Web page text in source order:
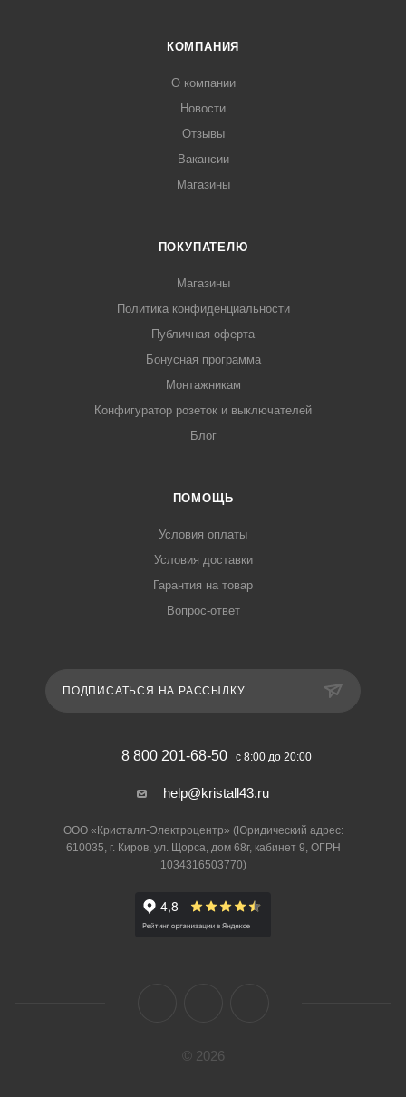
КОМПАНИЯ
О компании
Новости
Отзывы
Вакансии
Магазины
ПОКУПАТЕЛЮ
Магазины
Политика конфиденциальности
Публичная оферта
Бонусная программа
Монтажникам
Конфигуратор розеток и выключателей
Блог
ПОМОЩЬ
Условия оплаты
Условия доставки
Гарантия на товар
Вопрос-ответ
ПОДПИСАТЬСЯ НА РАССЫЛКУ
8 800 201-68-50 с 8:00 до 20:00
help@kristall43.ru
ООО «Кристалл-Электроцентр» (Юридический адрес:
610035, г. Киров, ул. Щорса, дом 68г, кабинет 9, ОГРН
1034316503770)
© 2026